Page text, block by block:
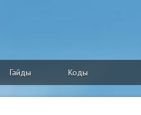
Гайды Коды